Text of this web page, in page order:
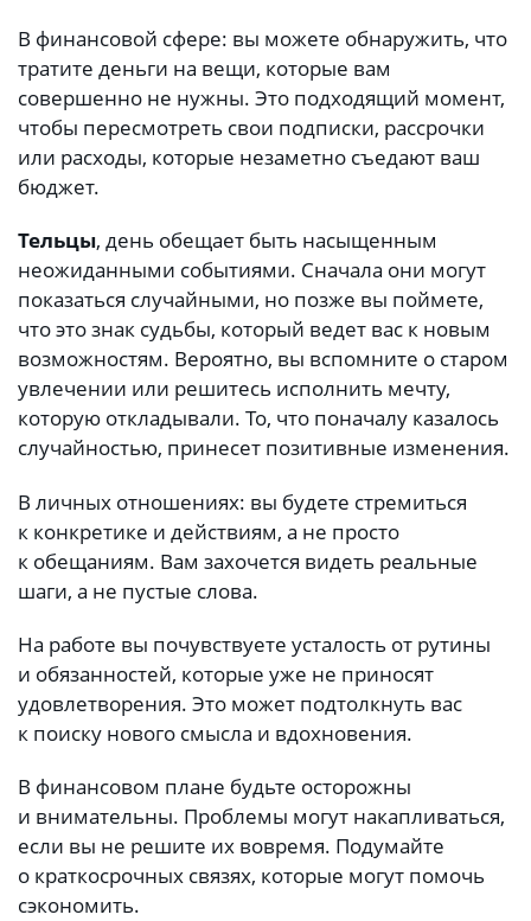
В финансовой сфере: вы можете обнаружить, что
тратите деньги на вещи, которые вам
совершенно не нужны. Это подходящий момент,
чтобы пересмотреть свои подписки, рассрочки
или расходы, которые незаметно съедают ваш
бюджет.
Тельцы, день обещает быть насыщенным
неожиданными событиями. Сначала они могут
показаться случайными, но позже вы поймете,
что это знак судьбы, который ведет вас к новым
возможностям. Вероятно, вы вспомните о старом
увлечении или решитесь исполнить мечту,
которую откладывали. То, что поначалу казалось
случайностью, принесет позитивные изменения.
В личных отношениях: вы будете стремиться
к конкретике и действиям, а не просто
к обещаниям. Вам захочется видеть реальные
шаги, а не пустые слова.
На работе вы почувствуете усталость от рутины
и обязанностей, которые уже не приносят
удовлетворения. Это может подтолкнуть вас
к поиску нового смысла и вдохновения.
В финансовом плане будьте осторожны
и внимательны. Проблемы могут накапливаться,
если вы не решите их вовремя. Подумайте
о краткосрочных связях, которые могут помочь
сэкономить.